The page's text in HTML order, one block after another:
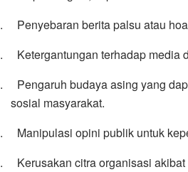
Penyebaran berita palsu atau
Ketergantungan terhadap media
Pengaruh budaya asing yang
sosial masyarakat.
Manipulasi opini publik untuk
Kerusakan citra organisasi